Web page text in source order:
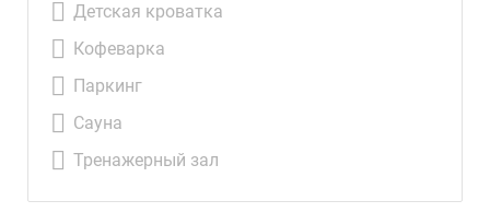
Детская кроватка
Кофеварка
Паркинг
Сауна
Тренажерный зал